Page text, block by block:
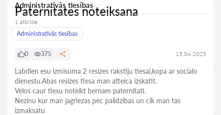
Administratīvās tiesības
Paternitates noteiksana
1 atbilde
Administratīvās tiesības
0 375 15.04.2025
Labdien esu izmisuma 2 resizes rakstiju tiesai,kopa ar socialo
dienestu.Abas resizes tiesa man atteica izskatit.
Velos caur tiesu noteikt bernam paternitati.
Nezinu kur man jagriezas pec palidzibas un cik man tas
izmaksatu